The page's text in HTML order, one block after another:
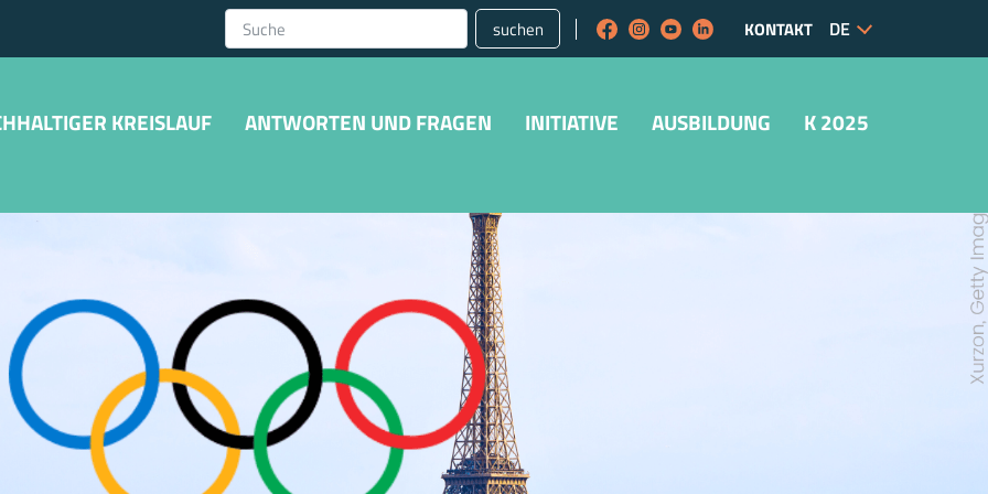
suchen KONTAKT
KREISLAUF ANTWORTEN UND FRAGEN INITIATIVE AUSBILDUNG K 2025